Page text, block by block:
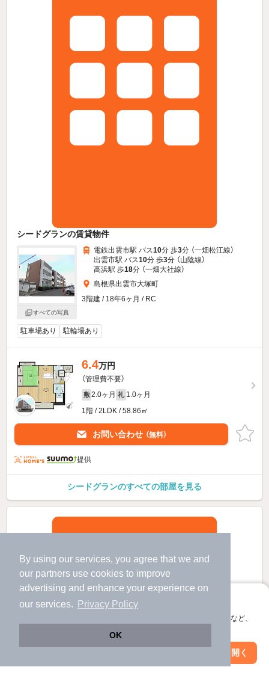
By using our services, you agree that we and
our partners use cookies to improve
advertising and enhance your experience on
our services.
Privacy Policy
OK
アプリに切り替えて、サクサクお部屋探し
会員登録なしですぐ使える。マップ検索やお気に入り保存など、
アプリを開く
シードグランの賃貸物件
すべての写真
電鉄出雲市駅 バス10分 歩3分 （一畑松江線）
出雲市駅 バス10分 歩3分 （山陰線）
高浜駅 歩18分 （一畑大社線）
島根県出雲市大塚町
3階建 / 18年6ヶ月 / RC
駐車場あり 駐輪場あり
6.4万円
（管理費不要）
敷 2.0ヶ月 礼 1.0ヶ月
1階 / 2LDK / 58.86㎡
お問い合わせ （無料）
提供
シードグランのすべての部屋を見る
絞り込み条件を変更